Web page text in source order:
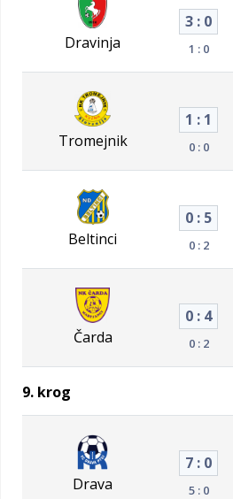
Dravinja
3 : 0
1 : 0
Tromejnik
1 : 1
0 : 0
Beltinci
0 : 5
0 : 2
Čarda
0 : 4
0 : 2
9. krog
Drava
7 : 0
5 : 0